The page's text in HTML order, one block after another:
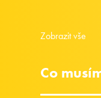
Zobrazit vše
Co